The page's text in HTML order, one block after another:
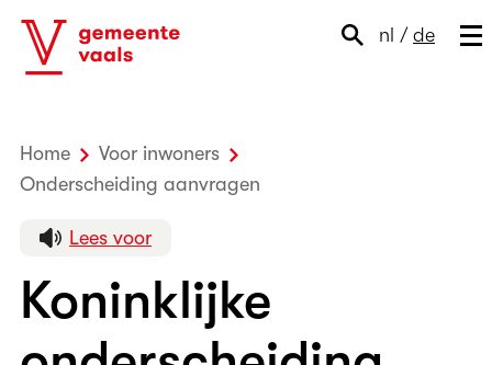
nl / de
Home
Voor inwoners
Onderscheiding aanvragen
Lees voor
Koninklijke